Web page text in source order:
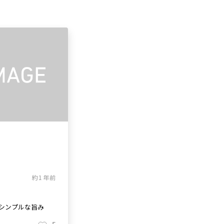
約1年前
ンプルな旨み